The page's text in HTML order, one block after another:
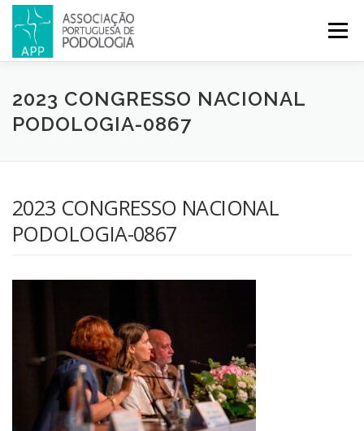
Menu
APP PODOLOGIA LICENCIATURA EM PODOLOGIA
CONGRESSOS REVISTA CONTACTOS
2023 CONGRESSO NACIONAL
PODOLOGIA-0867
2023 CONGRESSO NACIONAL
PODOLOGIA-0867